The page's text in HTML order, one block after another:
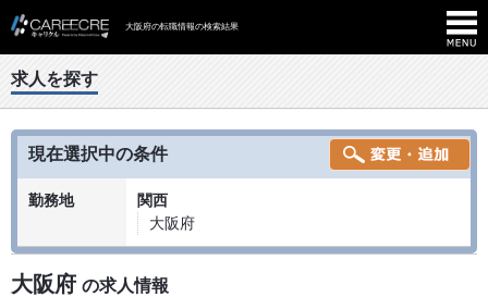
大阪府の転職情報の検索結果
求人を探す
現在選択中の条件
勤務地
関西
大阪府
大阪府 の求人情報